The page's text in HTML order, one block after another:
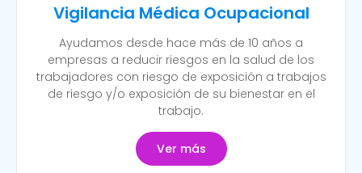
Vigilancia Médica Ocupacional
Ayudamos desde hace más de 10 años a
empresas a reducir riesgos en la salud de los
trabajadores con riesgo de exposición a trabajos
de riesgo y/o exposición de su bienestar en el
trabajo.
Ver más